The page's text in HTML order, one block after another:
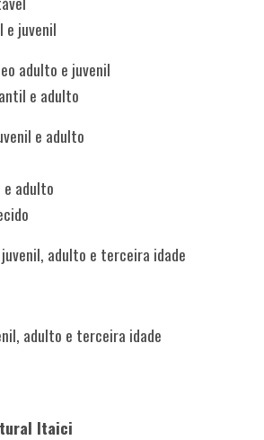
e juvenil
adulto e juvenil
e adulto
e adulto
adulto
adulto e terceira idade
adulto e terceira idade
Itaici